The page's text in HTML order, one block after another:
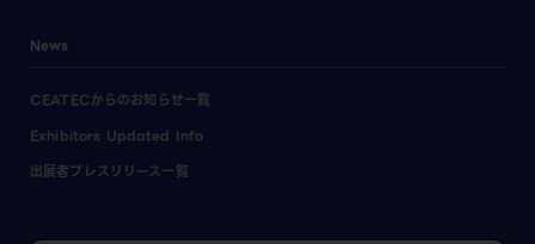
News
CEATECからのお知らせ一覧
Exhibitors Updated Info
出展者プレスリリース一覧